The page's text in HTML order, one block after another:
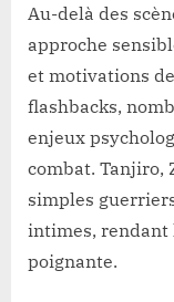
Au-delà des
approche
et motivations
flashbacks,
enjeux
combat. Tanjiro,
simples
intimes, rendant
poignante.